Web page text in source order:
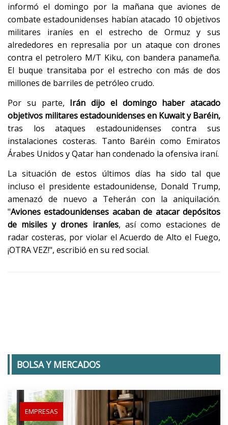
informó el domingo por la mañana que aviones de
combate estadounidenses habían atacado 10 objetivos
militares iraníes en el estrecho de Ormuz y sus
alrededores en represalia por un ataque con drones
contra el petrolero M/T Kiku, con bandera panameña.
El buque transitaba por el estrecho con más de dos
millones de barriles de petróleo crudo.
Por su parte, Irán dijo el domingo haber atacado
objetivos militares estadounidenses en Kuwait y Baréin,
tras los ataques estadounidenses contra sus
instalaciones costeras. Tanto Baréin como Emiratos
Árabes Unidos y Qatar han condenado la ofensiva iraní.
La situación de estos últimos días ha sido tal que
incluso el presidente estadounidense, Donald Trump,
amenazó de nuevo a Teherán con la aniquilación.
"Aviones estadounidenses acaban de atacar depósitos
de misiles y drones iraníes, así como estaciones de
radar costeras, por violar el Acuerdo de Alto el Fuego,
¡OTRA VEZ!", escribió en su red social.
BOLSA Y MERCADOS
EMPRESAS